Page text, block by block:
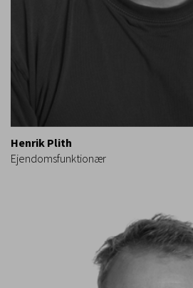
Henrik Plith
Ejendomsfunktionær